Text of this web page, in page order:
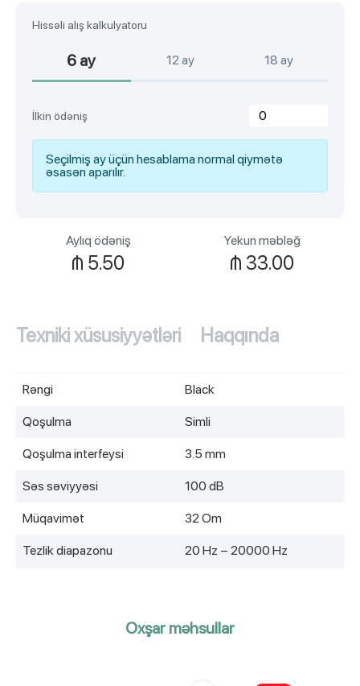
Hissəli alış kalkulyatoru
6 ay 12 ay 18 ay
İlkin ödəniş
Seçilmiş ay üçün hesablama normal qiymətə
əsasən aparılır.
Aylıq ödəniş
₼ 5.50
Yekun məbləğ
₼ 33.00
Texniki xüsusiyyətləri Haqqında
Rəngi Black
Qoşulma Simli
Qoşulma interfeysi 3.5 mm
Səs səviyyəsi 100 dB
Müqavimət 32 Om
Tezlik diapazonu 20 Hz – 20000 Hz
Oxşar məhsullar